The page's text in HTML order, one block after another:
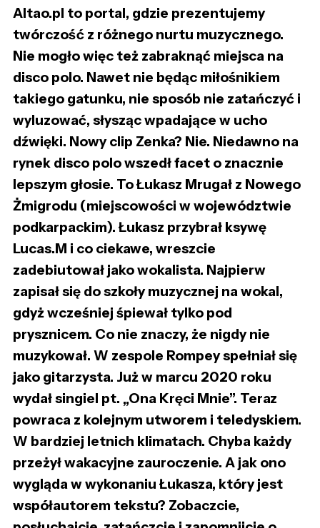
Altao.pl to portal, gdzie prezentujemy
twórczość z różnego nurtu muzycznego.
Nie mogło więc też zabraknąć miejsca na
disco polo. Nawet nie będąc miłośnikiem
takiego gatunku, nie sposób nie zatańczyć i
wyluzować, słysząc wpadające w ucho
dźwięki. Nowy clip Zenka? Nie. Niedawno na
rynek disco polo wszedł facet o znacznie
lepszym głosie. To Łukasz Mrugał z Nowego
Żmigrodu (miejscowości w województwie
podkarpackim). Łukasz przybrał ksywę
Lucas.M i co ciekawe, wreszcie
zadebiutował jako wokalista. Najpierw
zapisał się do szkoły muzycznej na wokal,
gdyż wcześniej śpiewał tylko pod
prysznicem. Co nie znaczy, że nigdy nie
muzykował. W zespole Rompey spełniał się
jako gitarzysta. Już w marcu 2020 roku
wydał singiel pt. „Ona Kręci Mnie”. Teraz
powraca z kolejnym utworem i teledyskiem.
W bardziej letnich klimatach. Chyba każdy
przeżył wakacyjne zauroczenie. A jak ono
wygląda w wykonaniu Łukasza, który jest
współautorem tekstu? Zobaczcie,